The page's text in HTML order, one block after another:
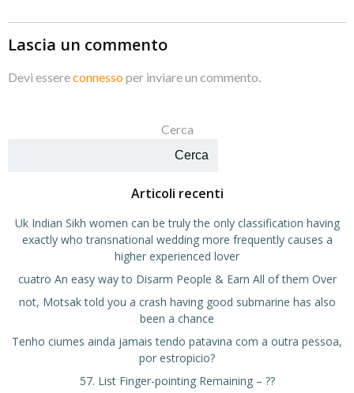
Lascia un commento
Devi essereconnessoper inviare un commento.
Cerca
Cerca
Articoli recenti
Uk Indian Sikh women can be truly the only classification having
exactly who transnational wedding more frequently causes a
higher experienced lover
cuatro An easy way to Disarm People & Earn All of them Over
not, Motsak told you a crash having good submarine has also
been a chance
Tenho ciumes ainda jamais tendo patavina com a outra pessoa,
por estropicio?
57. List Finger-pointing Remaining – ??